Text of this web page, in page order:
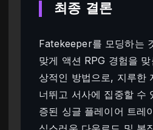
최종 결론
Fatekeeper를 모딩하는
맞게 액션 RPG 경험을
상적인 방법으로, 지루한
너뛰고 서사에 집중할 수
증된 싱글 플레이어 트레